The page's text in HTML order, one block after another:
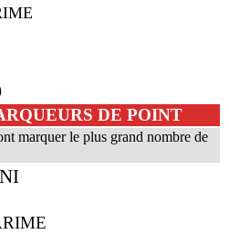
DE POINT
marquer le plus grand nombre de